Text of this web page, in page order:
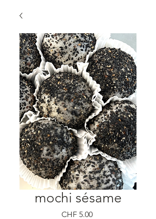
mochi sésame
CHF 5.00Prix